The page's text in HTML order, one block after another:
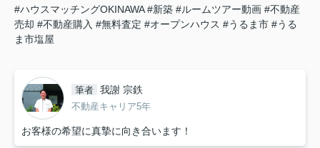
#ハウスマッチングOKINAWA #新築 #ルームツアー動画 #不動産
売却 #不動産購入 #無料査定 #オープンハウス #うるま市 #うる
ま市塩屋
筆者 我謝 宗鉄
不動産キャリア5年
お客様の希望に真摯に向き合います！